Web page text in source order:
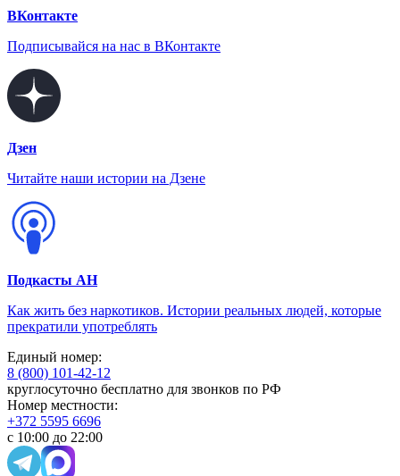
ВКонтакте
Подписывайся на нас в ВКонтакте
Дзен
Читайте наши истории на Дзене
Подкасты АН
Как жить без наркотиков. Истории реальных людей, которые
прекратили употреблять
Единый номер:
8 (800) 101-42-12
круглосуточно бесплатно для звонков по РФ
Номер местности:
+372 5595 6696
с 10:00 до 22:00